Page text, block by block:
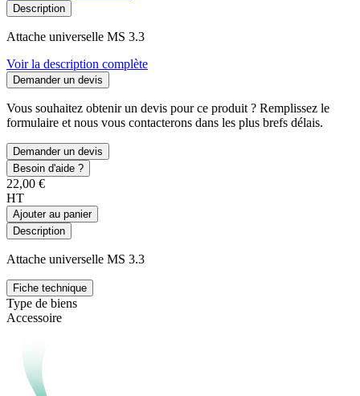
Description
Attache universelle MS 3.3
Voir la description complète
Demander un devis
Vous souhaitez obtenir un devis pour ce produit ? Remplissez le
formulaire et nous vous contacterons dans les plus brefs délais.
Demander un devis
Besoin d'aide ?
22,00 €
HT
Ajouter au panier
Description
Attache universelle MS 3.3
Fiche technique
Type de biens
Accessoire